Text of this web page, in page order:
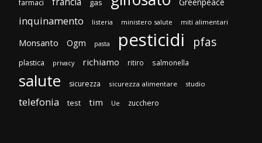
farmaci gas
inquinamento listeria ministero salute miti alimentari
Monsanto Ogm pasta pesticidi pfas
plastica privacy richiamo ritiro salmonella
salute sicurezza sicurezza alimentare studio
telefonia test tim Ue zucchero